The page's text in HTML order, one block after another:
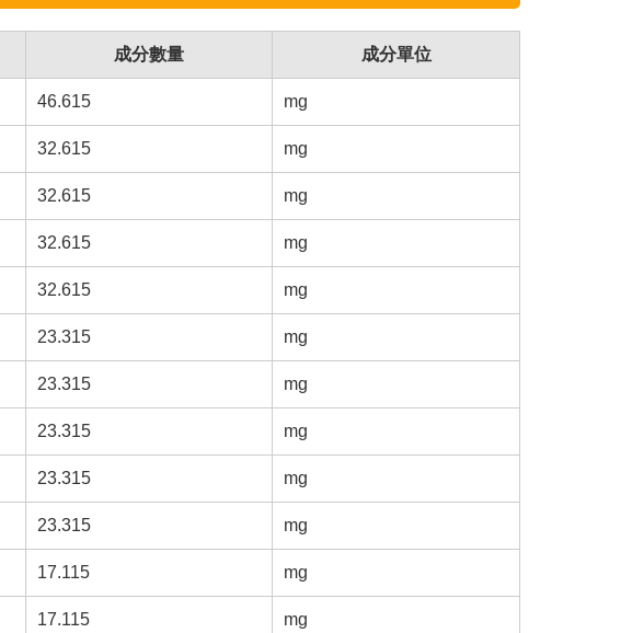
成分數量 成分單位
46.615 mg
32.615 mg
32.615 mg
32.615 mg
32.615 mg
23.315 mg
23.315 mg
23.315 mg
23.315 mg
23.315 mg
17.115 mg
17.115 mg